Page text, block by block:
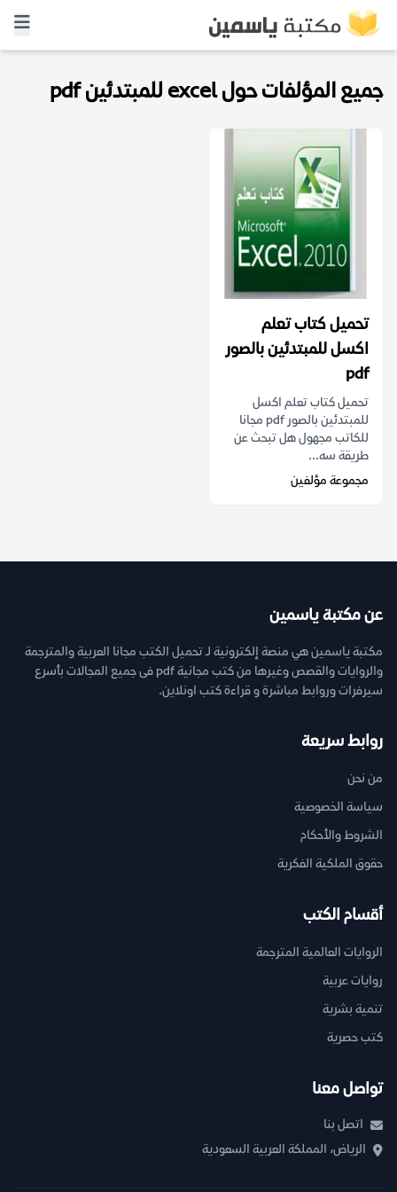
جميع المؤلفات حول excel للمبتدئين pdf
تحميل كتاب تعلم
اكسل للمبتدئين بالصور
pdf
تحميل كتاب تعلم اكسل
للمبتدئين بالصور pdf مجانا
للكاتب مجهول هل تبحث عن
طريقة سه...
مجموعة مؤلفين
عن مكتبة ياسمين
مكتبة ياسمين هي منصة إلكترونية لـ تحميل الكتب مجانا العربية والمترجمة
والروايات والقصص وغيرها من كتب مجانية pdf فى جميع المجالات بأسرع
سيرفرات وروابط مباشرة و قراءة كتب اونلاين.
روابط سريعة
من نحن
سياسة الخصوصية
الشروط والأحكام
حقوق الملكية الفكرية
أقسام الكتب
الروايات العالمية المترجمة
روايات عربية
تنمية بشرية
كتب حصرية
تواصل معنا
اتصل بنا
الرياض، المملكة العربية السعودية